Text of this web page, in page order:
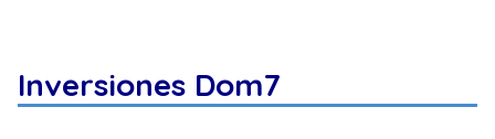
Inversiones Dom7